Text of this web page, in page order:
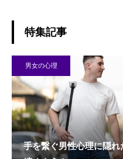
特集記事
男女の心理
手を繋ぐ男性心理に隠